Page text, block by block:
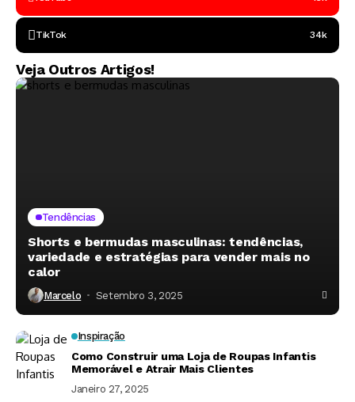
TikTok 34k
Veja Outros Artigos!
Tendências
Shorts e bermudas masculinas: tendências,
variedade e estratégias para vender mais no
calor
Marcelo Setembro 3, 2025
Inspiração
Como Construir uma Loja de Roupas Infantis
Memorável e Atrair Mais Clientes
Janeiro 27, 2025